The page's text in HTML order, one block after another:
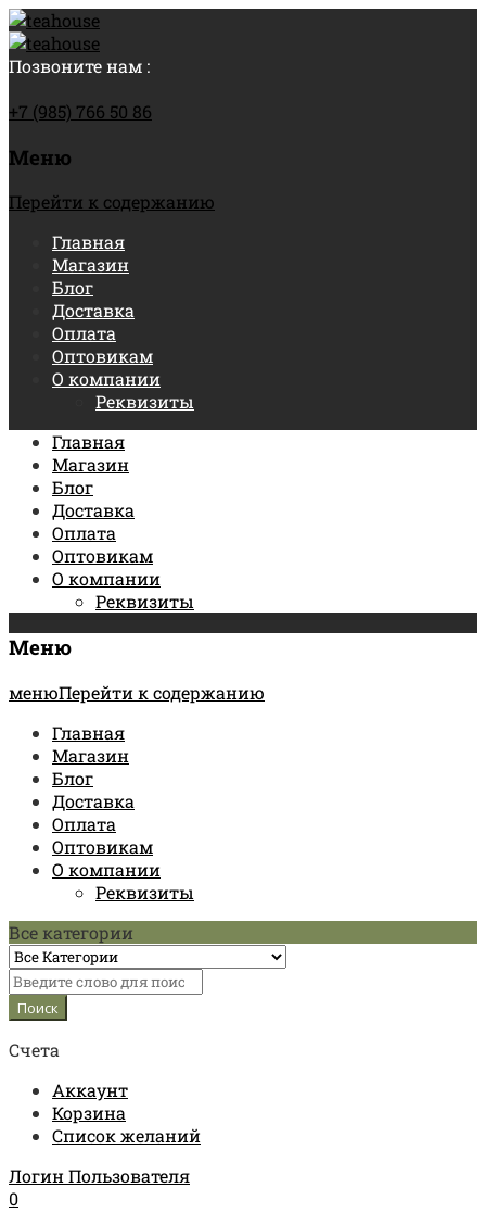
Позвоните нам :
+7 (985) 766 50 86
Меню
Перейти к содержанию
Главная
Магазин
Блог
Доставка
Оплата
Оптовикам
О компании
Реквизиты
Главная
Магазин
Блог
Доставка
Оплата
Оптовикам
О компании
Реквизиты
Меню
менюПерейти к содержанию
Главная
Магазин
Блог
Доставка
Оплата
Оптовикам
О компании
Реквизиты
Все категории
Счета
Аккаунт
Корзина
Список желаний
Логин Пользователя
0